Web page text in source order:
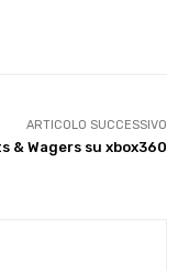
ARTICOLO SUCCESSIVO
& Wagers su xbox360